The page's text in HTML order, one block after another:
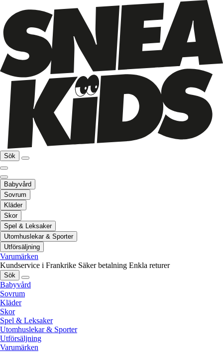
Sök
Babyvård
Sovrum
Kläder
Skor
Spel & Leksaker
Utomhuslekar & Sporter
Utförsäljning
Varumärken
Kundservice i Frankrike Säker betalning Enkla returer
Sök
Babyvård
Sovrum
Kläder
Skor
Spel & Leksaker
Utomhuslekar & Sporter
Utförsäljning
Varumärken